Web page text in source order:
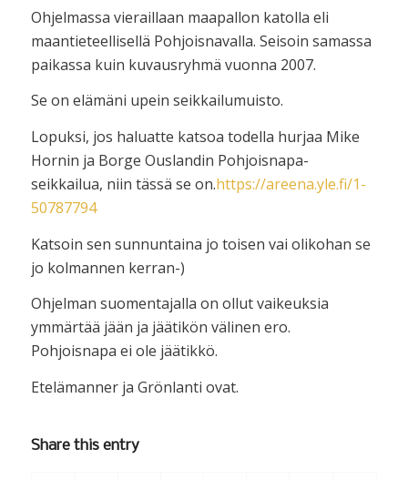
Ohjelmassa vieraillaan maapallon katolla eli
maantieteellisellä Pohjoisnavalla. Seisoin samassa
paikassa kuin kuvausryhmä vuonna 2007.
Se on elämäni upein seikkailumuisto.
Lopuksi, jos haluatte katsoa todella hurjaa Mike
Hornin ja Borge Ouslandin Pohjoisnapa-
seikkailua, niin tässä se on.https://areena.yle.fi/1-
50787794
Katsoin sen sunnuntaina jo toisen vai olikohan se
jo kolmannen kerran-)
Ohjelman suomentajalla on ollut vaikeuksia
ymmärtää jään ja jäätikön välinen ero.
Pohjoisnapa ei ole jäätikkö.
Etelämanner ja Grönlanti ovat.
Share this entry